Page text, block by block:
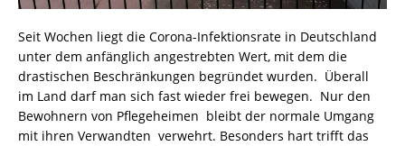
Seit Wochen liegt die Corona-Infektionsrate in Deutschland
unter dem anfänglich angestrebten Wert, mit dem die
drastischen Beschränkungen begründet wurden. Überall
im Land darf man sich fast wieder frei bewegen. Nur den
Bewohnern von Pflegeheimen bleibt der normale Umgang
mit ihren Verwandten verwehrt. Besonders hart trifft das